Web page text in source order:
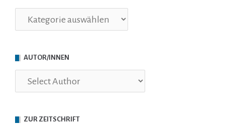
Rubriken
AUTOR/INNEN
ZUR ZEITSCHRIFT